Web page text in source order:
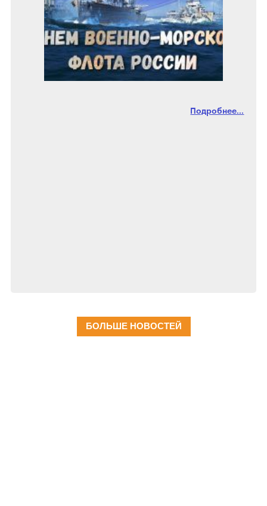
Подробнее...
БОЛЬШЕ НОВОСТЕЙ